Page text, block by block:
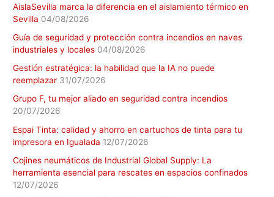
AislaSevilla marca la diferencia en el aislamiento térmico en
Sevilla 04/08/2026
Guía de seguridad y protección contra incendios en naves
industriales y locales 04/08/2026
Gestión estratégica: la habilidad que la IA no puede
reemplazar 31/07/2026
Grupo F, tu mejor aliado en seguridad contra incendios
20/07/2026
Espai Tinta: calidad y ahorro en cartuchos de tinta para tu
impresora en Igualada 12/07/2026
Cojines neumáticos de Industrial Global Supply: La
herramienta esencial para rescates en espacios confinados
12/07/2026